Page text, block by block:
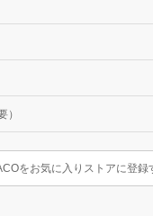
）
をお気に入りストアに登録